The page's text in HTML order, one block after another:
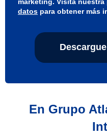
datos para obtener más
En Grupo